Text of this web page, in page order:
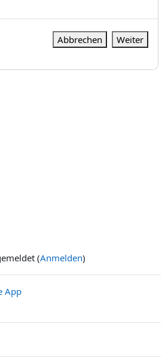
Abbrechen Weiter
(Anmelden)
App